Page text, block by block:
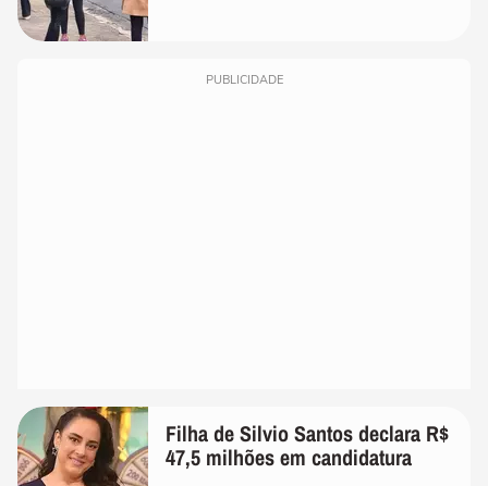
PUBLICIDADE
Filha de Silvio Santos declara R$
47,5 milhões em candidatura